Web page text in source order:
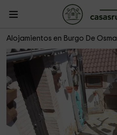
Alojamientos en Burgo De Osma
La Casita del Herrador